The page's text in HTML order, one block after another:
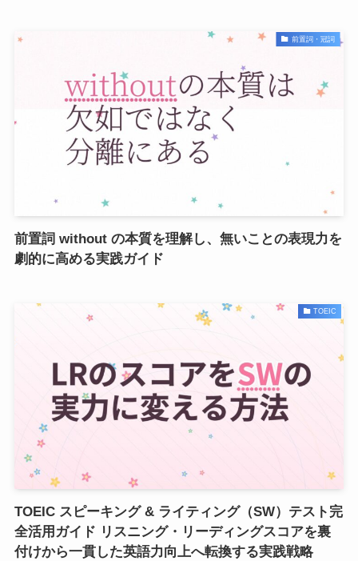
前置詞・冠詞
前置詞 without の本質を理解し、無いことの表現力を
劇的に高める実践ガイド
TOEIC
TOEIC スピーキング & ライティング（SW）テスト完
全活用ガイド リスニング・リーディングスコアを裏
付けから一貫した英語力向上へ転換する実践戦略